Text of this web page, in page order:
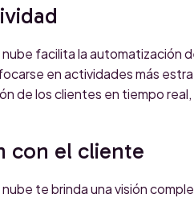
nube facilita la
en actividades más
de los clientes en tiempo
con el cliente
nube te brinda una visión